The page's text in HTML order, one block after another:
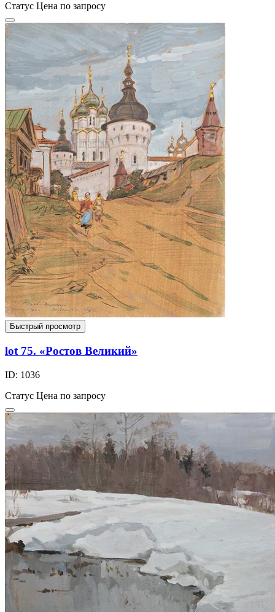
Статус Цена по запросу
Быстрый просмотр
lot 75. «Ростов Великий»
ID: 1036
Статус Цена по запросу